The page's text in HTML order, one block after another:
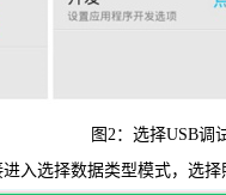
图2：选择USB调
入选择数据类型模式，选择